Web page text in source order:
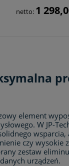
netto: 1
element
W JP-
wsparcia,
czy
zestaw
urządzeń.